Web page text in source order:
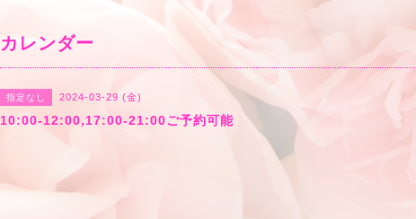
カレンダー
指定なし 2024-03-29 (金)
10:00-12:00,17:00-21:00ご予約可能